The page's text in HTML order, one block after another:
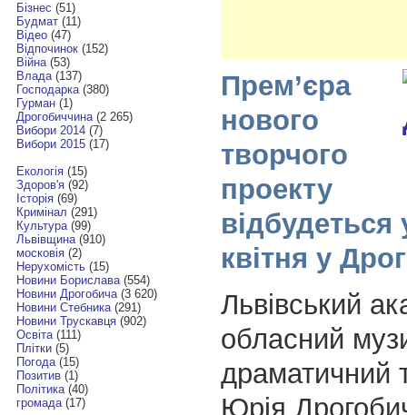
Бізнес (51)
Будмат(11)
Відео(47)
Відпочинок(152)
Війна(53)
Влада(137)
Господарка(380)
Гурман(1)
Дрогобиччина(2 265)
Вибори 2014(7)
Вибори 2015(17)
Екологія(15)
Здоров'я(92)
Історія(69)
Кримінал (291)
Культура(99)
Львівщина(910)
московія(2)
Нерухомість(15)
Новини Борислава(554)
Новини Дрогобича(3 620)
Новини Стебника(291)
Новини Трускавця(902)
Освіта(111)
Плітки(5)
Погода(15)
Позитив(1)
Політика(40)
громада(17)
Прем’єра
нового
творчого
проекту
відбудеться
квітня у
Львівський
обласний
драматичний
Юрія